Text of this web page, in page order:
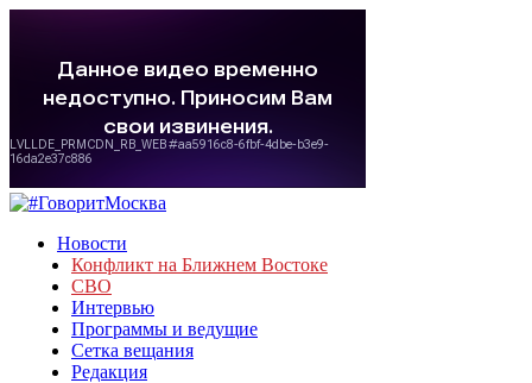
Новости
Конфликт на Ближнем Востоке
СВО
Интервью
Программы и ведущие
Сетка вещания
Редакция